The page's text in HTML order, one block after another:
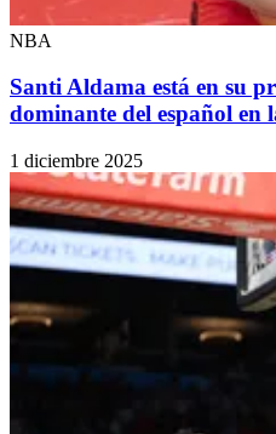
NBA
Santi Aldama está en su
dominante del español en
1 diciembre 2025